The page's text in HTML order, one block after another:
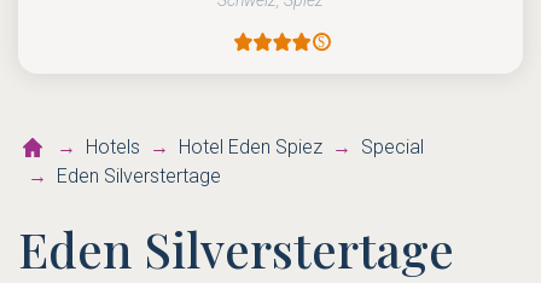
Hotels Hotel Eden Spiez
Special
Eden Silverstertage
Eden Silverstertage